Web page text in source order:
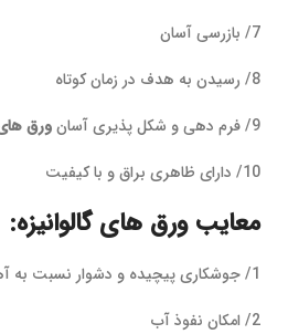
7/ بازرسی آسان
8/ رسیدن به هدف در زمان کوتاه
9/ فرم دهی و شکل پذیری آسان
ورق های
10/ دارای ظاهری براق و با کیفیت
معایب ورق های گالوانیزه:
1/ جوشکاری پیچیده و دشوار نسبت به آهن معمولی
2/ امکان نفوذ آب